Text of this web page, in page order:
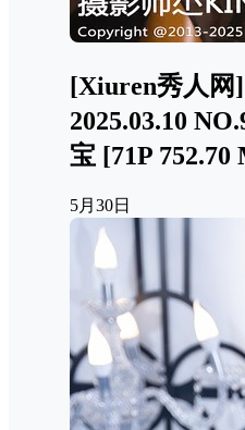
[Xiuren秀人网]
2025.03.10
宝 [71P 752.70
5月30日